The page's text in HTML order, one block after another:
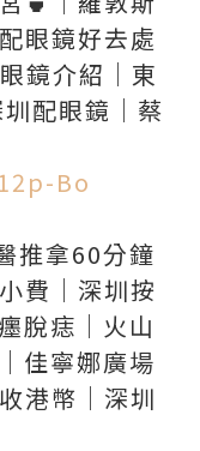
眼鏡好去處
鏡介紹｜東
配眼鏡｜蔡
Bo
推拿60分鐘
費｜深圳按
脫痣｜火山
佳寧娜廣場
港幣｜深圳